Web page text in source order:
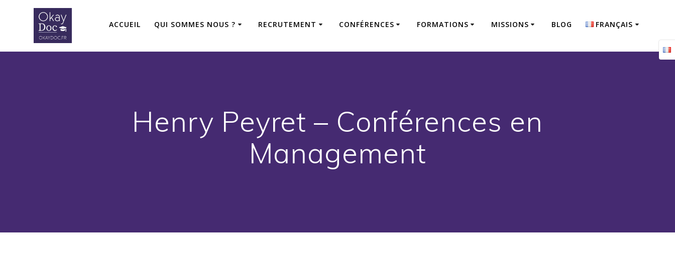
ACCUEIL QUI SOMMES NOUS ? RECRUTEMENT CONFÉRENCES FORMATIONS MISSIONS BLOG FRANÇAIS
Henry Peyret – Conférences en
Management